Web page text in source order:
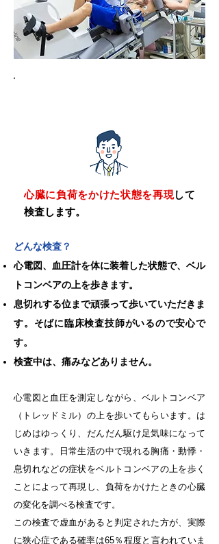
心臓に負荷をかけた状態を再現して
検査します。
どんな検査？
心電図、血圧計を体に装着した状態で、ベル
トコンベアの上を歩きます。
息切れする位まで頑張って歩いていただきま
す。そばに臨床検査技師がいるので安心で
す。
検査中は、痛みなどありません。
心電図と血圧を測定しながら、ベルトコンベア
（トレッドミル）の上を歩いてもらいます。は
じめはゆっくり、だんだん駆け足気味になって
いきます。日常生活の中で現れる胸痛・動悸・
息切れなどの症状をベルトコンベアの上を歩く
ことによって再現し、負荷をかけたときの心臓
の変化を調べる検査です。
この検査で虚血があると判定された方が、実際
に狭心症である確率は65％程度と言われていま